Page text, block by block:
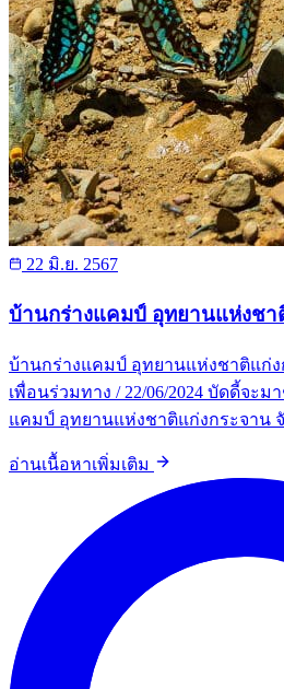
22 มิ.ย. 2567
บ้านกร่างแคมป์ อุทยานแห่งชา
บ้านกร่างแคมป์ อุทยานแห่งชาติแก่ง
เพื่อนร่วมทาง / 22/06/2024 บัดดี้จะ
แคมป์ อุทยานแห่งชาติแก่งกระจาน
อ่านเนื้อหาเพิ่มเติม